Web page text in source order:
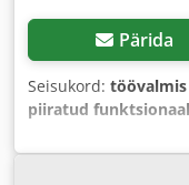
Pärida
Seisukord:
piiratud